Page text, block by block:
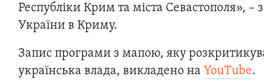
Республіки Крим та міста Севастополя», –
України в Криму.
Запис програми з мапою, яку
українська влада, викладено наYouTube.